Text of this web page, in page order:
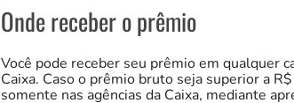
Onde receber o prêmio
Você pode receber seu prêmio em qualquer
Caixa. Caso o prêmio bruto seja superior a
somente nas agências da Caixa, mediante